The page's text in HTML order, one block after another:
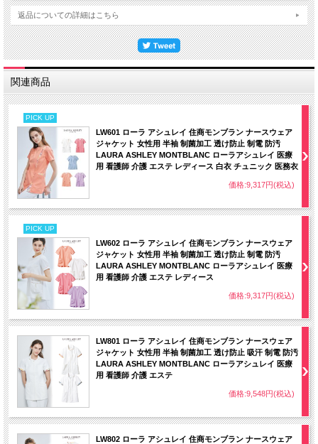
返品についての詳細はこちら
関連商品
PICK UP
LW601 ローラ アシュレイ 住商モンブラン ナースウェア
ジャケット 女性用 半袖 制菌加工 透け防止 制電 防汚
LAURA ASHLEY MONTBLANC ローラアシュレイ 医療
用 看護師 介護 エステ レディース 白衣 チュニック 医務衣
価格:9,317円(税込)
PICK UP
LW602 ローラ アシュレイ 住商モンブラン ナースウェア
ジャケット 女性用 半袖 制菌加工 透け防止 制電 防汚
LAURA ASHLEY MONTBLANC ローラアシュレイ 医療
用 看護師 介護 エステ レディース
価格:9,317円(税込)
LW801 ローラ アシュレイ 住商モンブラン ナースウェア
ジャケット 女性用 半袖 制菌加工 透け防止 吸汗 制電 防汚
LAURA ASHLEY MONTBLANC ローラアシュレイ 医療
用 看護師 介護 エステ
価格:9,548円(税込)
LW802 ローラ アシュレイ 住商モンブラン ナースウェア